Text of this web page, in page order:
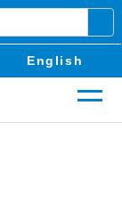
English